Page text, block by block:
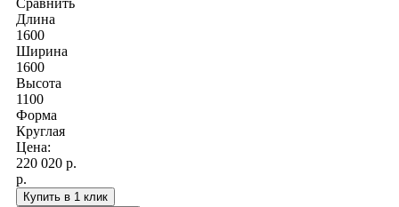
Длина
1600
Ширина
1600
Высота
1100
Форма
Круглая
Цена:
220 020 р.
р.
Купить в 1 клик